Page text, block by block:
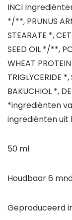
INCI
*/**, PRUNUS
STEARATE *,
SEED OIL */**,
WHEAT
TRIGLYCERIDE
BAKUCHIOL *,
*ingrediënten
ingrediënten uit
50 ml
Houdbaar 6
Geproduceerd